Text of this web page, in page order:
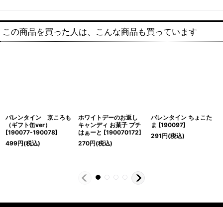
この商品を買った人は、こんな商品も買っています
バレンタイン 京ころも
（ギフト缶ver）
[190077-190078]
499円(税込)
ホワイトデーのお返し
キャンディ お菓子 プチ
はぁーと [190070172]
270円(税込)
バレンタイン ちょこた
ま [190097]
291円(税込)